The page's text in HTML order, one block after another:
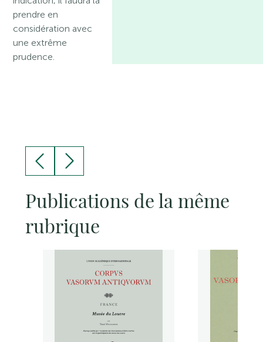
prendre en
considération avec
une extrême
prudence.
Publications de la même
rubrique